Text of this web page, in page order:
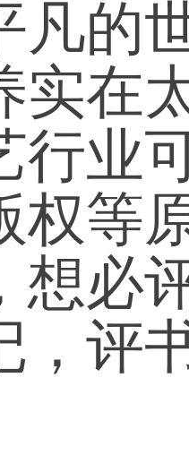
凡的
实在
行业
权等
想必
，评